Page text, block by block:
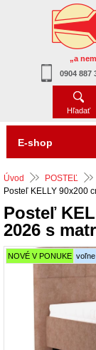
„a
0904 887
Hľadať
Úvod POSTEĽ
Posteľ KELLY 90x200
Posteľ
2026 s
NOVÉ V PONUKE
E-shop